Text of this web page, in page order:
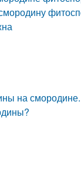
на смородине.